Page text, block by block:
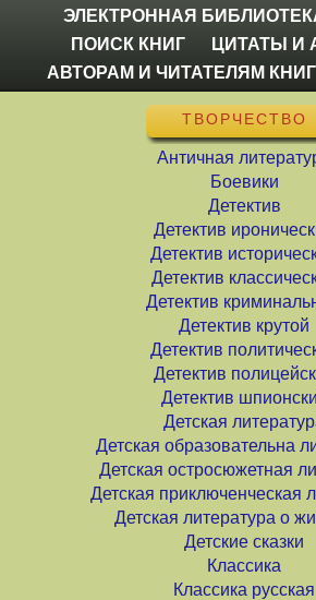
ЭЛЕКТРОННАЯ
ПОИСК КНИГ
ЦИТАТЫ И
АВТОРАМ И ЧИТАТЕЛЯМ КНИГ
ТВОРЧЕСТВО
Античная
Боевики
Детектив
Детектив
Детектив
Детектив
Детектив
Детектив крутой
Детектив
Детектив
Детектив
Детская
Детская образовательна
Детская остросюжетная
Детская приключенческая
Детская литература о
Детские сказки
Классика
Классика русская